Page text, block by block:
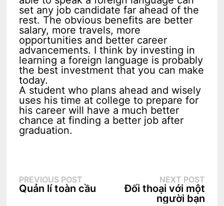
set any job candidate far ahead of the
rest. The obvious benefits are better
salary, more travels, more
opportunities and better career
advancements. I think by investing in
learning a foreign language is probably
the best investment that you can make
today.
A student who plans ahead and wisely
uses his time at college to prepare for
his career will have a much better
chance at finding a better job after
graduation.
Điều
hướng
bài
viết
PREVIOUS POST
post:
Quản lí toàn cầu
NEXT POSTNext
post:
Đối thoại với một
người bạn